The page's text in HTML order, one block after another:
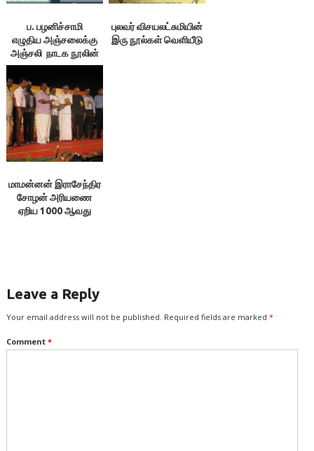
ப. பழனிச்சாமி
எழுதிய அஞ்சலைக்கு
அஞ்சலி நாடக நூலின்
வெளியீட்டு விழா
புலவர் விசயலட்சுமியின்
இரு நூல்கள் வெளியீடு
மாமன்னன் இராசேந்திர
சோழன் அரியணை
ஏறிய 1000 ஆவது
Leave a Reply
Your email address will not be published. Required fields are marked *
Comment *